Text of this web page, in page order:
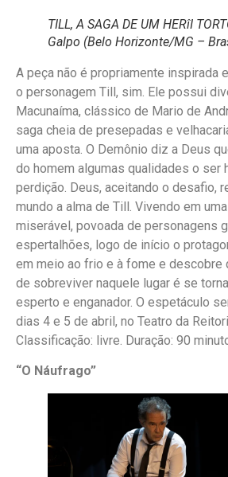
TILL, A SAGA DE UM HERîI
Galpo (Belo Horizonte/MG –
A peça não é propriamente inspirada
o personagem Till, sim. Ele possui
Macunaíma, clássico de Mario de
saga cheia de presepadas e
uma aposta. O Demônio diz a Deus
do homem algumas qualidades o ser
perdição. Deus, aceitando o desafio,
mundo a alma de Till. Vivendo em
miserável, povoada de personagens
espertalhões, logo de início o
em meio ao frio e à fome e descobre
de sobreviver naquele lugar é se
esperto e enganador. O espetáculo
dias 4 e 5 de abril, no Teatro da
Classificação: livre. Duração: 90
“O Náufrago”